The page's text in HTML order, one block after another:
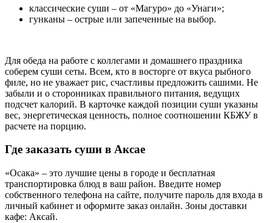
классические суши – от «Магуро» до «Унаги»;
гунканы – острые или запеченные на выбор.
Для обеда на работе с коллегами и домашнего праздника
соберем суши сеты. Всем, кто в восторге от вкуса рыбного
филе, но не уважает рис, счастливы предложить сашими. Не
забыли и о сторонниках правильного питания, ведущих
подсчет калорий. В карточке каждой позиции суши указаны
вес, энергетическая ценность, полное соотношении КБЖУ в
расчете на порцию.
Где заказать суши в Аксае
«Осака» – это лучшие цены в городе и бесплатная
транспортировка блюд в ваш район. Введите номер
собственного телефона на сайте, получите пароль для входа в
личный кабинет и оформите заказ онлайн. Зоны доставки
кафе: Аксай.